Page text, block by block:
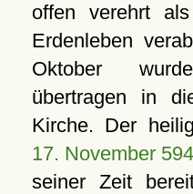
offen verehrt
Erdenleben
Oktober
übertragen in
Kirche. Der
17. November
seiner Zeit